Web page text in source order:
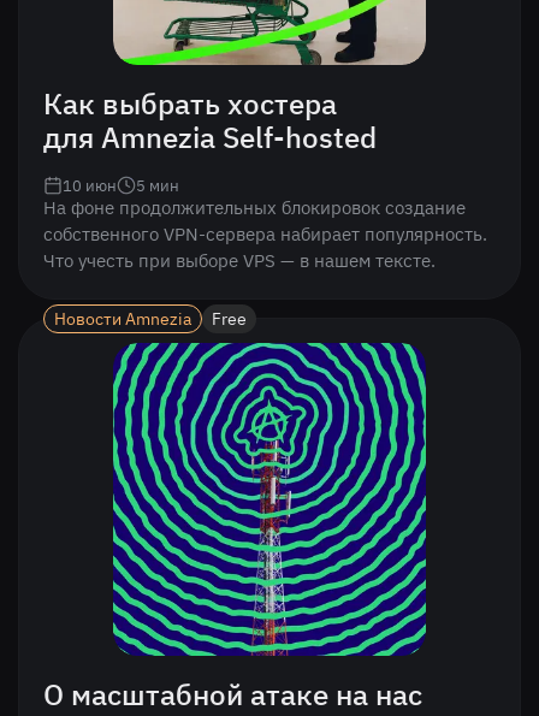
Как выбрать хостера
для Amnezia Self-hosted
На фоне продолжительных блокировок создание
собственного VPN-сервера набирает популярность.
Что учесть при выборе VPS — в нашем тексте.
10 июн 5 мин
Новости Amnezia Free
О масштабной атаке на нас